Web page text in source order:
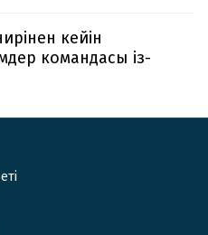
кейін
командасы із-